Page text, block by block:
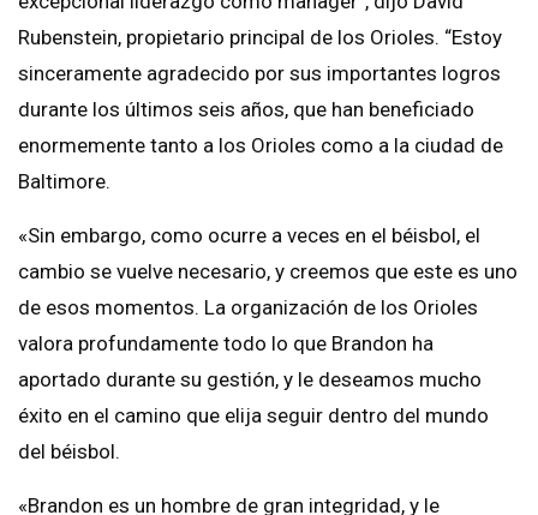
Rubenstein, propietario principal de los Orioles. “Estoy
sinceramente agradecido por sus importantes logros
durante los últimos seis años, que han beneficiado
enormemente tanto a los Orioles como a la ciudad de
Baltimore.
«Sin embargo, como ocurre a veces en el béisbol, el
cambio se vuelve necesario, y creemos que este es uno
de esos momentos. La organización de los Orioles
valora profundamente todo lo que Brandon ha
aportado durante su gestión, y le deseamos mucho
éxito en el camino que elija seguir dentro del mundo
del béisbol.
«Brandon es un hombre de gran integridad, y le